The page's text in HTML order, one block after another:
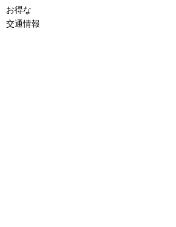
お得な
交通情報